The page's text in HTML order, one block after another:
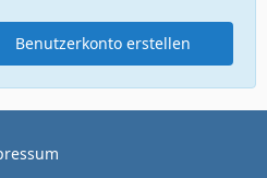
Benutzerkonto erstellen